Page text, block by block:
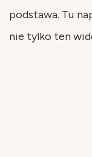
podstawa. Tu
nie tylko ten